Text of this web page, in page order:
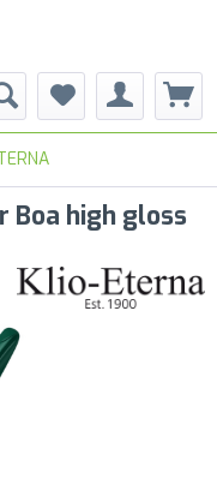
Boa high gloss